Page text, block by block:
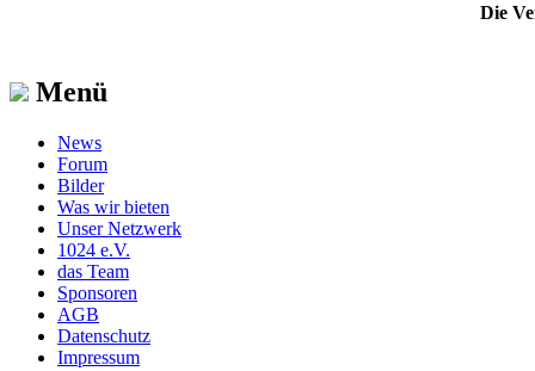
Menü
News
Forum
Bilder
Was wir bieten
Unser Netzwerk
1024 e.V.
das Team
Sponsoren
AGB
Datenschutz
Impressum
Die